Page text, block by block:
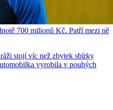
700 milionů Kč. Patří mezi ně
stojí víc než zbytek sbírky
vyrobila v pouhých